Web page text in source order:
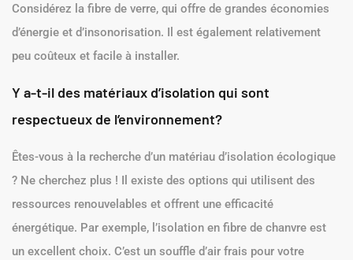
Considérez la fibre de verre, qui offre de grandes économies
d’énergie et d’insonorisation. Il est également relativement
peu coûteux et facile à installer.
Y a-t-il des matériaux d’isolation qui sont
respectueux de l’environnement?
Êtes-vous à la recherche d’un matériau d’isolation écologique
? Ne cherchez plus ! Il existe des options qui utilisent des
ressources renouvelables et offrent une efficacité
énergétique. Par exemple, l’isolation en fibre de chanvre est
un excellent choix. C’est un souffle d’air frais pour votre